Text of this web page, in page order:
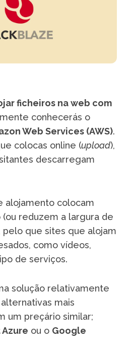
ficheiros na web com
conhecerás o
Web Services (AWS).
colocas online (upload),
descarregam
alojamento colocam
reduzem a largura de
pelo que sites que alojam
como vídeos,
de serviços.
solução relativamente
mais
um preçário similar;
ou o Google